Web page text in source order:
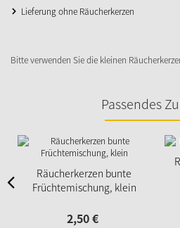
Lieferung ohne Räucherkerzen
Bitte verwenden Sie die kleinen
Passendes
Räucherkerzen bunte
Früchtemischung, klein
2,50€